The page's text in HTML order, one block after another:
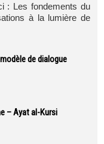
: Les fondements du
à la lumière de
de dialogue
– Ayat al-Kursi